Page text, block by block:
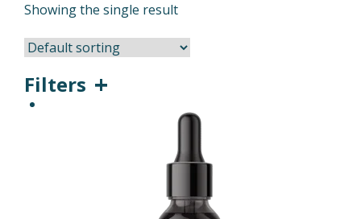
Showing the single result
Filters